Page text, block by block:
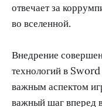
отвечает за
во вселенной.
Внедрение
технологий в
важным аспектом
важный шаг вперед